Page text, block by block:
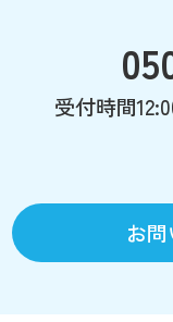
受付時間
お